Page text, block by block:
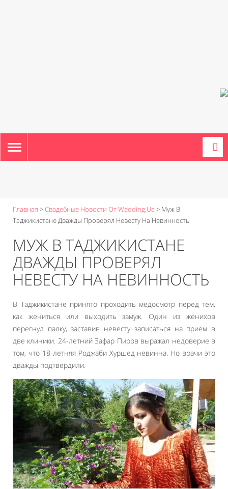
TOGGLE
NAVIGATION
Главная >Свадебные Новости От Wedding.ua > Муж В
Таджикистане Дважды Проверял Невесту На Невинность
МУЖ В ТАДЖИКИСТАНЕ
ДВАЖДЫ ПРОВЕРЯЛ
НЕВЕСТУ НА НЕВИННОСТЬ
В Таджикистане принято проходить медосмотр перед тем,
как жениться или выходить замуж. Один из женихов
перегнул палку, заставив невесту записаться на прием в
две клиники. 24-летний Зафар Пиров выражал недоверие в
том, что 18-летняя Роджаби Хуршед невинна. Но врачи это
дважды подтвердили.